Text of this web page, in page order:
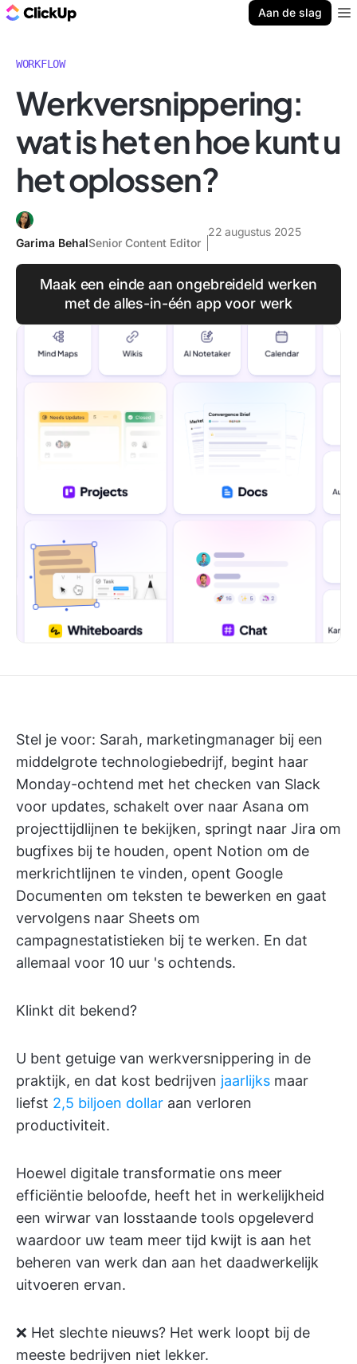
Aan de slag
WORKFLOW
Werkversnippering:
wat is het en hoe kunt u
het oplossen?
Garima BehalSenior Content Editor
22 augustus 2025
Maak een einde aan ongebreideld werken
met de alles-in-één app voor werk
Stel je voor: Sarah, marketingmanager bij een
middelgrote technologiebedrijf, begint haar
Monday-ochtend met het checken van Slack
voor updates, schakelt over naar Asana om
projecttijdlijnen te bekijken, springt naar Jira om
bugfixes bij te houden, opent Notion om de
merkrichtlijnen te vinden, opent Google
Documenten om teksten te bewerken en gaat
vervolgens naar Sheets om
campagnestatistieken bij te werken. En dat
allemaal voor 10 uur 's ochtends.
Klinkt dit bekend?
U bent getuige van werkversnippering in de
praktijk, en dat kost bedrijven jaarlijks maar
liefst 2,5 biljoen dollar aan verloren
productiviteit.
Hoewel digitale transformatie ons meer
efficiëntie beloofde, heeft het in werkelijkheid
een wirwar van losstaande tools opgeleverd
waardoor uw team meer tijd kwijt is aan het
beheren van werk dan aan het daadwerkelijk
uitvoeren ervan.
❌ Het slechte nieuws? Het werk loopt bij de
meeste bedrijven niet lekker.